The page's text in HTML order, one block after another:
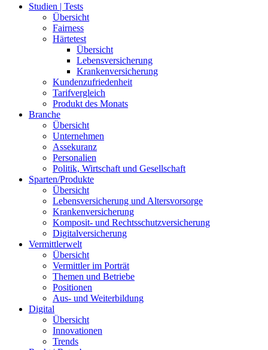
Studien | Tests
Übersicht
Fairness
Härtetest
Übersicht
Lebensversicherung
Krankenversicherung
Kundenzufriedenheit
Tarifvergleich
Produkt des Monats
Branche
Übersicht
Unternehmen
Assekuranz
Personalien
Politik, Wirtschaft und Gesellschaft
Sparten/Produkte
Übersicht
Lebensversicherung und Altersvorsorge
Krankenversicherung
Komposit- und Rechtsschutzversicherung
Digitalversicherung
Vermittlerwelt
Übersicht
Vermittler im Porträt
Themen und Betriebe
Positionen
Aus- und Weiterbildung
Digital
Übersicht
Innovationen
Trends